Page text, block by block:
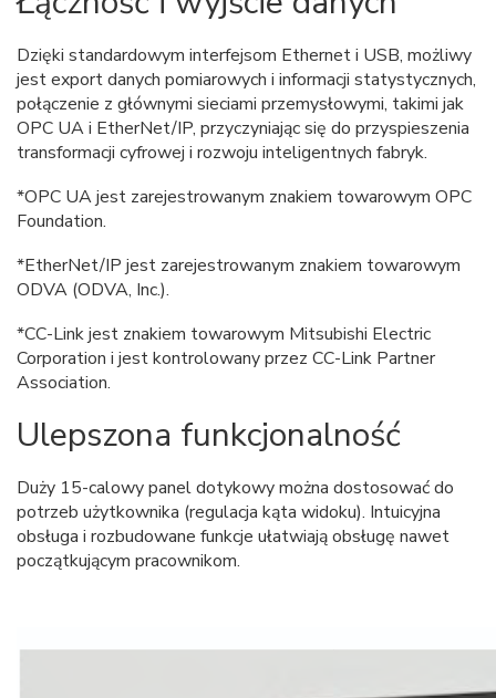
Dzięki standardowym interfejsom Ethernet i USB, możliwy
jest export danych pomiarowych i informacji statystycznych,
połączenie z głównymi sieciami przemysłowymi, takimi jak
OPC UA i EtherNet/IP, przyczyniając się do przyspieszenia
transformacji cyfrowej i rozwoju inteligentnych fabryk.
*OPC UA jest zarejestrowanym znakiem towarowym OPC
Foundation.
*EtherNet/IP jest zarejestrowanym znakiem towarowym
ODVA (ODVA, Inc.).
*CC-Link jest znakiem towarowym Mitsubishi Electric
Corporation i jest kontrolowany przez CC-Link Partner
Association.
Ulepszona funkcjonalność
Duży 15-calowy panel dotykowy można dostosować do
potrzeb użytkownika (regulacja kąta widoku). Intuicyjna
obsługa i rozbudowane funkcje ułatwiają obsługę nawet
początkującym pracownikom.